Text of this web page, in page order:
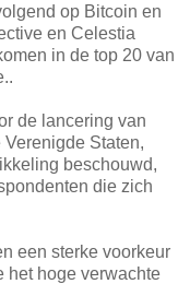
op Bitcoin en
en Celestia
in de top 20 van
de lancering van
Staten,
beschouwd,
die zich
een sterke voorkeur
het hoge verwachte